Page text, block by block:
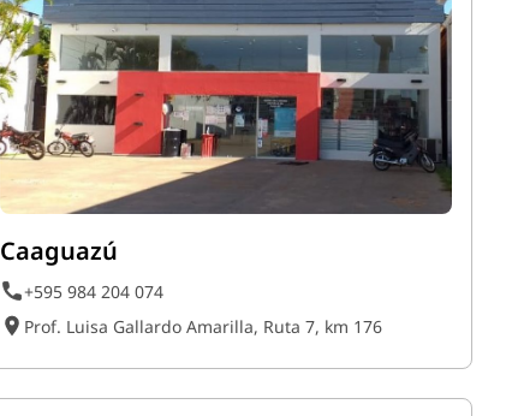
Caaguazú
+595 984 204 074
Prof. Luisa Gallardo Amarilla, Ruta 7, km 176